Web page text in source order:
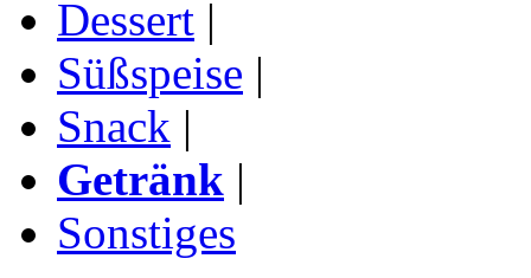
Dessert |
Süßspeise |
Snack |
Getränk |
Sonstiges